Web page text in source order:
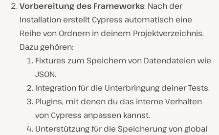
Vorbereitung des Frameworks: Nach der
Installation erstellt Cypress automatisch eine
Reihe von Ordnern in deinem Projektverzeichnis.
Dazu gehören:
Fixtures zum Speichern von Datendateien wie
JSON.
Integration für die Unterbringung deiner Tests.
Plugins, mit denen du das interne Verhalten
von Cypress anpassen kannst.
Unterstützung für die Speicherung von global